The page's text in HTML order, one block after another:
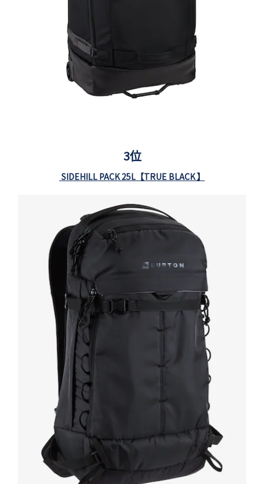
3位
SIDEHILL PACK 25L【TRUE BLACK 】